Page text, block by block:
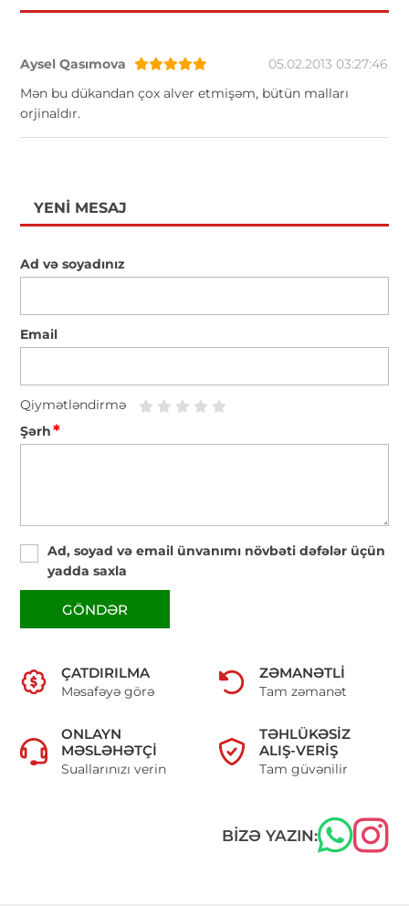
Aysel Qasımova
05.02.2013 03:27:46
Mən bu dükandan çox alver etmişəm, bütün malları
orjinaldır.
YENI MESAJ
Ad və soyadınız
Email
Qiymətləndirmə
Şərh*
Ad, soyad və email ünvanımı növbəti dəfələr üçün
yadda saxla
GÖNDƏR
ÇATDIRILMA
Məsafəyə görə
ZƏMANƏTLI
Tam zəmanət
ONLAYN
MƏSLƏHƏTÇI
Suallarınızı verin
TƏHLÜKƏSIZ
ALIŞ-VERIŞ
Tam güvənilir
BIZƏ YAZIN: